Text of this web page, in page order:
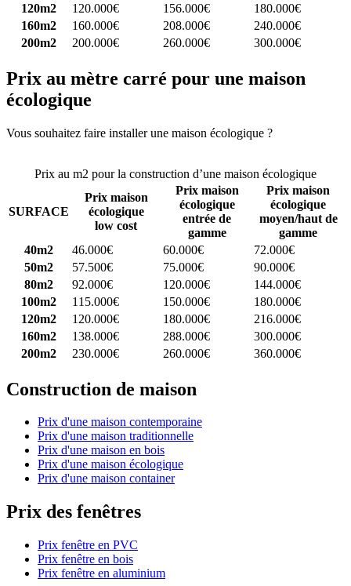
120m2
120.000€ 156.000€
180.000€
160m2
160.000€ 208.000€
240.000€
200m2
200.000€ 260.000€ 300.000€
Prix au mètre carré pour une maison
écologique
Vous souhaitez faire installer une maison écologique ?
Prix au m2 pour la construction d’une maison écologique
SURFACE
Prix maison
écologique
low cost
Prix maison
écologique
entrée de
gamme
Prix maison
écologique
moyen/haut de
gamme
40m2
46.000€ 60.000€
72.000€
50m2
57.500€ 75.000€
90.000€
80m2
92.000€ 120.000€
144.000€
100m2
115.000€ 150.000€
180.000€
120m2
120.000€ 180.000€
216.000€
160m2
138.000€ 288.000€
300.000€
200m2
230.000€ 260.000€ 360.000€
Construction de maison
Prix d'une maison contemporaine
Prix d'une maison traditionnelle
Prix d'une maison en bois
Prix d'une maison écologique
Prix d'une maison container
Prix des fenêtres
Prix fenêtre en PVC
Prix fenêtre en bois
Prix fenêtre en aluminium